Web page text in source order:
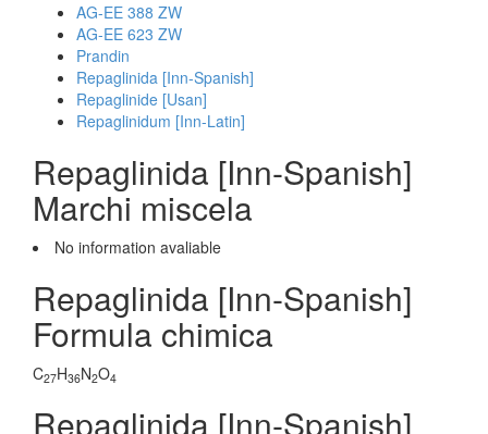
AG-EE 388 ZW
AG-EE 623 ZW
Prandin
Repaglinida [Inn-Spanish]
Repaglinide [Usan]
Repaglinidum [Inn-Latin]
Repaglinida [Inn-Spanish]
Marchi miscela
No information avaliable
Repaglinida [Inn-Spanish]
Formula chimica
C27H36N2O4
Repaglinida [Inn-Spanish]